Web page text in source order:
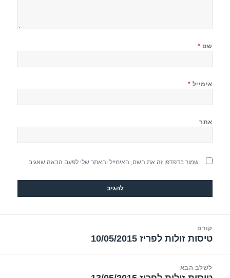
שם *
אימייל *
אתר
שמור בדפדפן זה את השם, האימייל והאתר שלי לפעם הבאה שאגיב.
קודם
הפוסט
טיסות זולות לפריז 10/05/2015
לשלב הבא